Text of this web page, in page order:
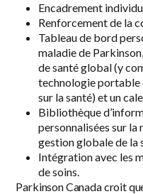
Encadrement
Renforcement de la
Tableau de bord
maladie de
de santé global (y
technologie portable
sur la santé) et un
Bibliothèque
personnalisées sur la
gestion globale de la
Intégration avec les
de soins.
Parkinson Canada croit